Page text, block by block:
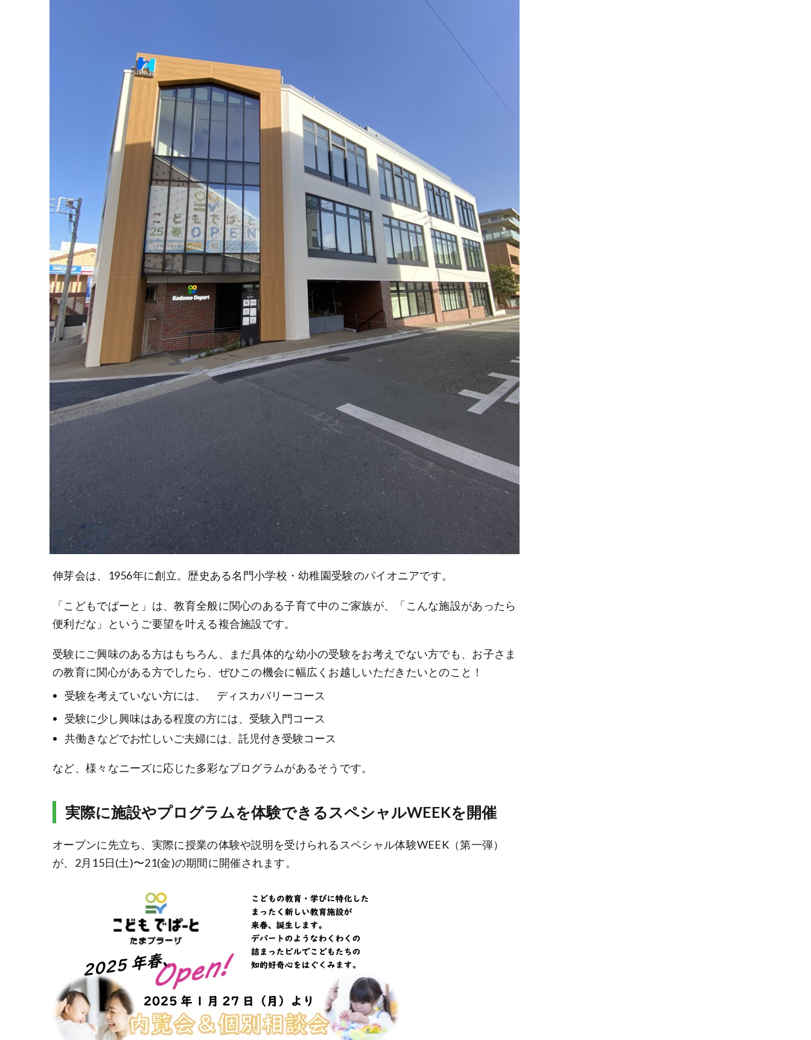
伸芽会は、1956年に創立。歴史ある名門小学校・幼稚園受験のパイオニアです。
「こどもでぱーと」は、教育全般に関心のある子育て中のご家族が、「こんな施設があったら
便利だな」というご要望を叶える複合施設です。
受験にご興味のある方はもちろん、まだ具体的な幼小の受験をお考えでない方でも、お子さま
の教育に関心がある方でしたら、ぜひこの機会に幅広くお越しいただきたいとのこと！
受験を考えていない方には、 ディスカバリーコース
受験に少し興味はある程度の方には、受験入門コース
共働きなどでお忙しいご夫婦には、託児付き受験コース
など、様々なニーズに応じた多彩なプログラムがあるそうです。
実際に施設やプログラムを体験できるスペシャルWEEKを開催
オープンに先立ち、実際に授業の体験や説明を受けられるスペシャル体験WEEK（第一弾）
が、2月15日(土)〜21(金)の期間に開催されます。